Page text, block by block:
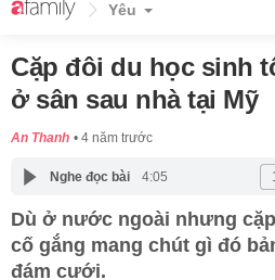
Yêu
Cặp đôi du học sinh
ở sân sau nhà tại Mỹ
An Thanh 4 năm trước
Nghe đọc bài 4:05
Dù ở nước ngoài nhưng
cố gắng mang chút gì đó
đám cưới.